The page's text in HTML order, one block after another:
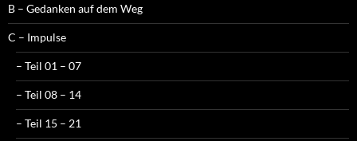
B – Gedanken auf dem Weg
C – Impulse
– Teil 01 – 07
– Teil 08 – 14
– Teil 15 – 21